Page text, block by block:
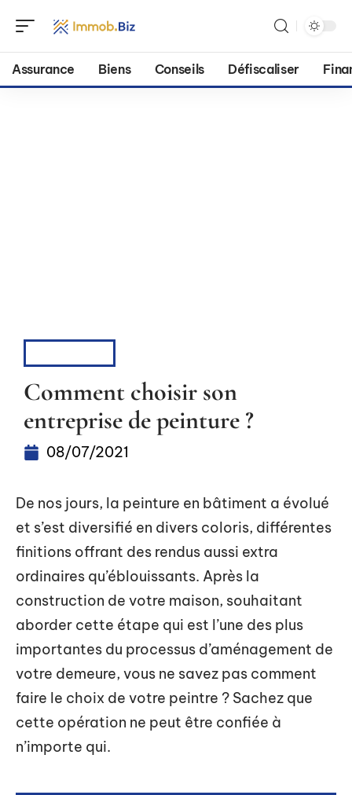
Assurance Biens Conseils Défiscaliser
Comment choisir son
entreprise de peinture ?
08/07/2021
De nos jours, la peinture en bâtiment a évolué
et s’est diversifié en divers coloris, différentes
finitions offrant des rendus aussi extra
ordinaires qu’éblouissants. Après la
construction de votre maison, souhaitant
aborder cette étape qui est l’une des plus
importantes du processus d’aménagement de
votre demeure, vous ne savez pas comment
faire le choix de votre peintre ? Sachez que
cette opération ne peut être confiée à
n’importe qui.